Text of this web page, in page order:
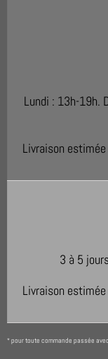
Lundi : 13h-19h.
Livraison
3 à 5
Livraison
* pour toute commande passée